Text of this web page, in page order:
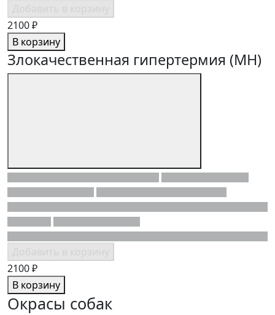
2100 ₽
В корзину
Злокачественная гипертермия (MH)
2100 ₽
В корзину
Окрасы собак